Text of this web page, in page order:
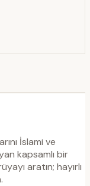
İslami ve
kapsamlı bir
aratın; hayırlı